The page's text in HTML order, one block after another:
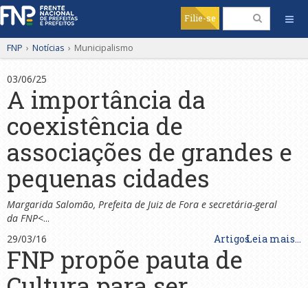
Filie-se
FNP › Notícias › Municipalismo
03/06/25
A importância da
coexistência de
associações de grandes e
pequenas cidades
Margarida Salomão, Prefeita de Juiz de Fora e secretária-geral
da FNP<...
ArtigosLeia mais...
29/03/16
FNP propõe pauta de